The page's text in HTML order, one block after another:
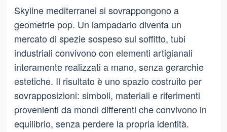
Skyline mediterranei si sovrappongono a
geometrie pop. Un lampadario diventa un
mercato di spezie sospeso sul soffitto, tubi
industriali convivono con elementi artigianali
interamente realizzati a mano, senza gerarchie
estetiche. Il risultato è uno spazio costruito per
sovrapposizioni: simboli, materiali e riferimenti
provenienti da mondi differenti che convivono in
equilibrio, senza perdere la propria identità.